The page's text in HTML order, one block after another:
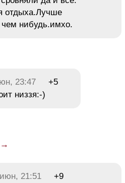
отдыха.Лучше
нибудь.имхо.
23:47
+5
низзя:-)
→
21:51
+9